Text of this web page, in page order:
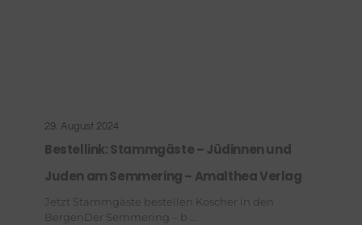
29. August 2024
Bestellink: Stammgäste – Jüdinnen und
Juden am Semmering – Amalthea Verlag
Jetzt Stammgäste bestellen Koscher in den
BergenDer Semmering – b ...